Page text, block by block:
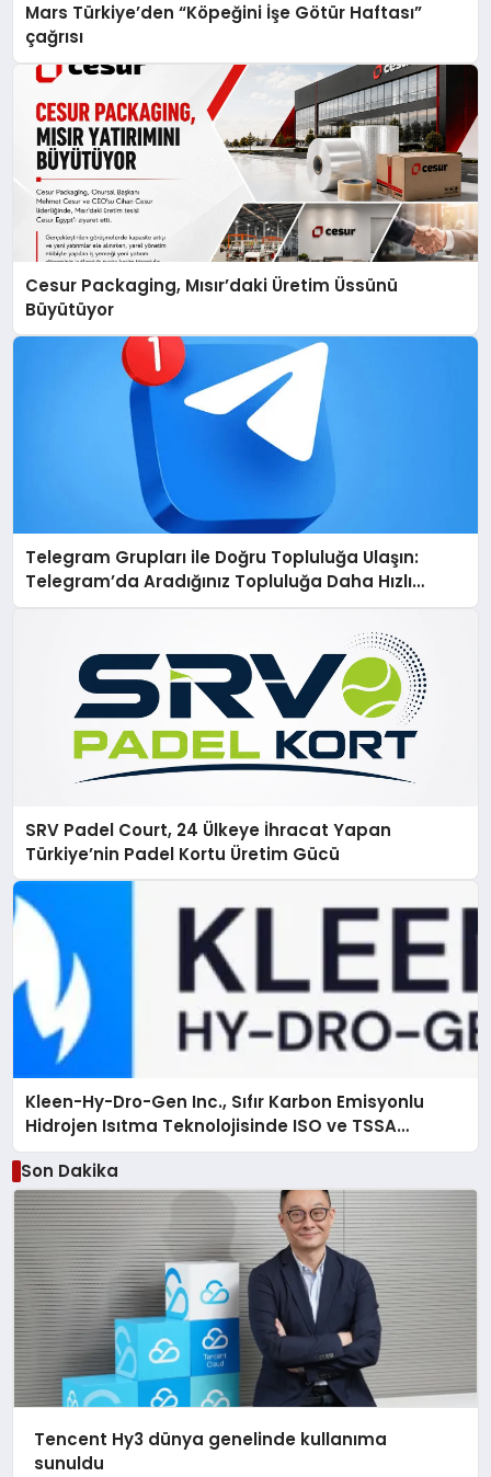
Mars Türkiye’den “Köpeğini İşe Götür Haftası”
çağrısı
Cesur Packaging, Mısır’daki Üretim Üssünü
Büyütüyor
Telegram Grupları ile Doğru Topluluğa Ulaşın:
Telegram’da Aradığınız Topluluğa Daha Hızlı
Ulaşın
SRV Padel Court, 24 Ülkeye İhracat Yapan
Türkiye’nin Padel Kortu Üretim Gücü
Kleen-Hy-Dro-Gen Inc., Sıfır Karbon Emisyonlu
Hidrojen Isıtma Teknolojisinde ISO ve TSSA
Düzenleyici Onaylarını Aldı
Son Dakika
Tencent Hy3 dünya genelinde kullanıma
sunuldu